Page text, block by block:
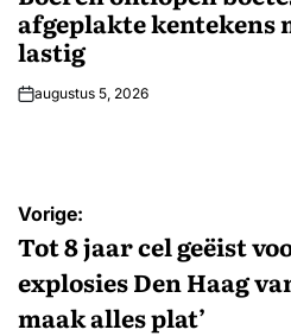
afgeplakte kentekens
lastig
augustus 5, 2026
Bericht
navigatie
Vorige:
Tot 8 jaar cel geëist
explosies Den Haag
maak alles plat’